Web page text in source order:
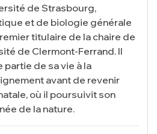
de Strasbourg,
et de biologie générale
titulaire de la chaire de
de Clermont-Ferrand. Il
partie de sa vie à la
avant de revenir
où il poursuivit son
de la nature.